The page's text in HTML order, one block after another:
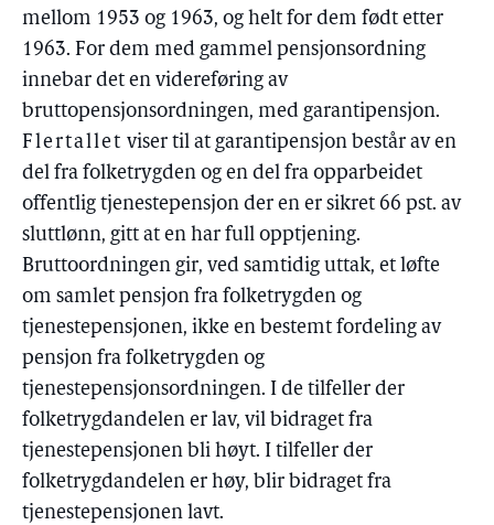
mellom 1953 og 1963, og helt for dem født etter
1963. For dem med gammel pensjonsordning
innebar det en videreføring av
bruttopensjonsordningen, med garantipensjon.
Flertallet viser til at garantipensjon består av en
del fra folketrygden og en del fra opparbeidet
offentlig tjenestepensjon der en er sikret 66 pst. av
sluttlønn, gitt at en har full opptjening.
Bruttoordningen gir, ved samtidig uttak, et løfte
om samlet pensjon fra folketrygden og
tjenestepensjonen, ikke en bestemt fordeling av
pensjon fra folketrygden og
tjenestepensjonsordningen. I de tilfeller der
folketrygdandelen er lav, vil bidraget fra
tjenestepensjonen bli høyt. I tilfeller der
folketrygdandelen er høy, blir bidraget fra
tjenestepensjonen lavt.